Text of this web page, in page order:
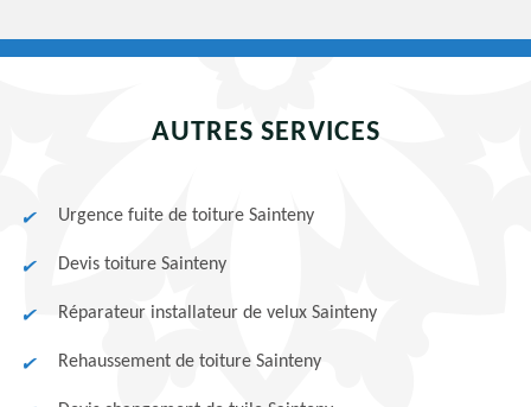
AUTRES SERVICES
Urgence fuite de toiture Sainteny
Devis toiture Sainteny
Réparateur installateur de velux Sainteny
Rehaussement de toiture Sainteny